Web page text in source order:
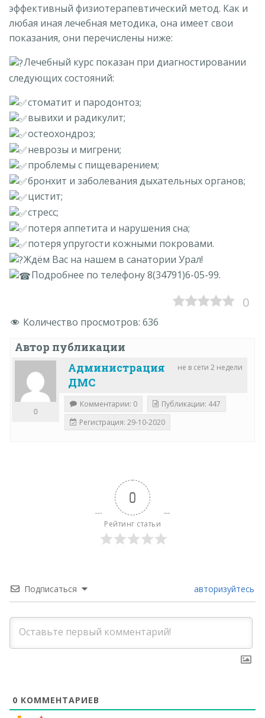
эффективный физиотерапевтический метод. Как и
любая иная лечебная методика, она имеет свои
показания, они перечислены ниже:
Лечебный курс показан при диагностировании
следующих состояний:
стоматит и пародонтоз;
вывихи и радикулит;
остеохондроз;
неврозы и мигрени;
проблемы с пищеварением;
бронхит и заболевания дыхательных органов;
цистит;
стресс;
потеря аппетита и нарушения сна;
потеря упругости кожными покровами.
Ждём Вас на нашем в санатории Урал!
Подробнее по телефону 8(34791)6-05-99.
0
Количество просмотров: 636
Автор публикации
не в сети 2 недели
Администрация
ДМС
0
Комментарии: 0
Публикации: 447
Регистрация: 29-10-2020
0
Рейтинг статьи
Подписаться авторизуйтесь
0 КОММЕНТАРИЕВ